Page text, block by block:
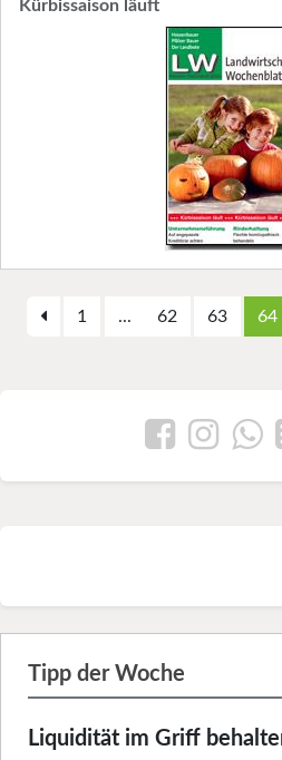
Kürbissaison läuft
1 ... 62 63 64
Tipp der Woche
Liquidität im Griff